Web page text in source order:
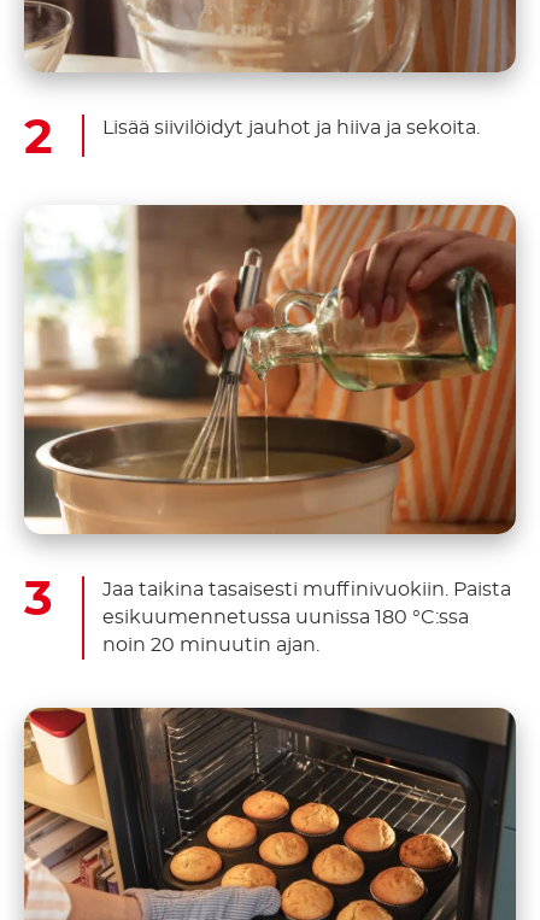
Lisää siivilöidyt jauhot ja hiiva ja sekoita.
Jaa taikina tasaisesti muffinivuokiin. Paista
esikuumennetussa uunissa 180 °C:ssa
noin 20 minuutin ajan.